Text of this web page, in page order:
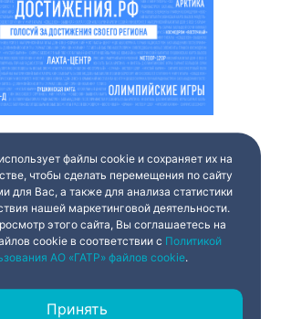
файлы cookie и сохраняет их на
чтобы сделать перемещения по сайту
для Вас, а также для анализа статистики
нашей маркетинговой деятельности.
этого сайта, Вы соглашаетесь на
cookie в соответствии с Политикой
АО «ГАТР» файлов cookie.
Принять